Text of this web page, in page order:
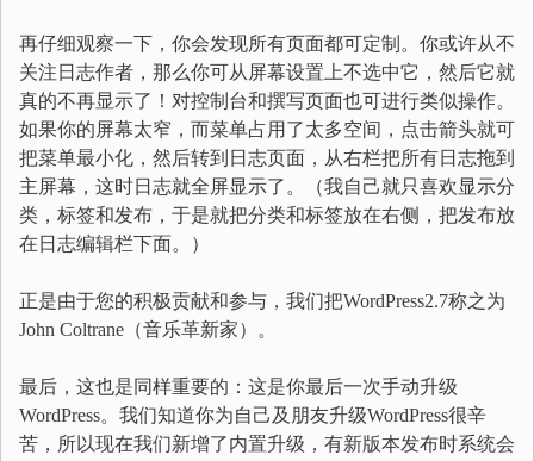
再仔细观察一下，你会发现所有页面都可定制。你或许从不
关注日志作者，那么你可从屏幕设置上不选中它，然后它就
真的不再显示了！对控制台和撰写页面也可进行类似操作。
如果你的屏幕太窄，而菜单占用了太多空间，点击箭头就可
把菜单最小化，然后转到日志页面，从右栏把所有日志拖到
主屏幕，这时日志就全屏显示了。（我自己就只喜欢显示分
类，标签和发布，于是就把分类和标签放在右侧，把发布放
在日志编辑栏下面。）
正是由于您的积极贡献和参与，我们把WordPress2.7称之为
John Coltrane（音乐革新家）。
最后，这也是同样重要的：这是你最后一次手动升级
WordPress。我们知道你为自己及朋友升级WordPress很辛
苦，所以现在我们新增了内置升级，有新版本发布时系统会